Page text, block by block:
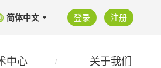
简体中文 登录 注册
中心 关于我们